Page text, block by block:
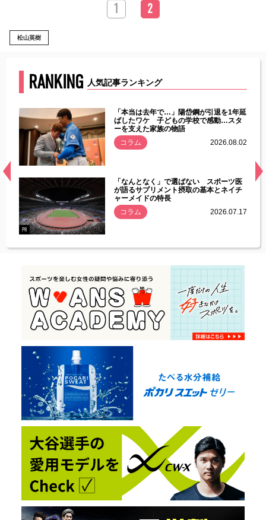
1 2
松山英樹
RANKING 人気記事ランキング
常
「本当は去年で…」陽岱鋼が引退を1年延
ばしたワケ 子どもの学校で感動…スタ
ーを支えた家族の物語
コラム
2026.08.02
PR
「なんとなく」で選ばない スポーツ医
が語るサプリメント摂取の基本とネイチ
ャーメイドの特長
コラム
2026.07.17